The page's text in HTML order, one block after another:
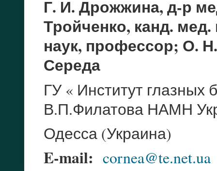
Г. И. Дрожжина, д-р
Тройченко, канд.
наук, профессор; О.
Середа
ГУ « Институт глазных
В.П.Филатова НАМН
Одесса (Украина)
E-mail: cornea@te.net.ua